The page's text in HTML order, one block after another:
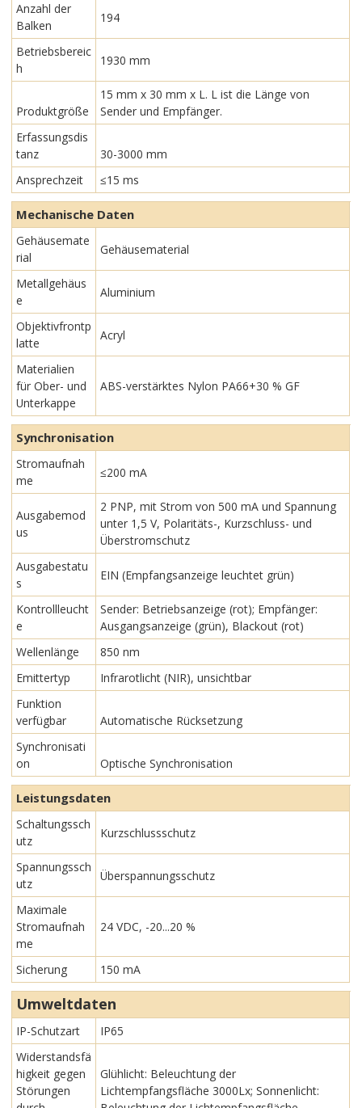
Anzahl der
Balken
194
Betriebsbereic
h
1930 mm
Produktgröße
15 mm x 30 mm x L. L ist die Länge von
Sender und Empfänger.
Erfassungsdis
tanz
30-3000 mm
Ansprechzeit
≤15 ms
Mechanische Daten
Gehäusemate
rial
Gehäusematerial
Metallgehäus
e
Aluminium
Objektivfrontp
latte
Acryl
Materialien
für Ober- und
Unterkappe
ABS-verstärktes Nylon PA66+30 % GF
Synchronisation
Stromaufnah
me
≤200 mA
Ausgabemod
us
2 PNP, mit Strom von 500 mA und Spannung
unter 1,5 V, Polaritäts-, Kurzschluss- und
Überstromschutz
Ausgabestatu
s
EIN (Empfangsanzeige leuchtet grün)
Kontrollleucht
e
Sender: Betriebsanzeige (rot); Empfänger:
Ausgangsanzeige (grün), Blackout (rot)
Wellenlänge
850 nm
Emittertyp
Infrarotlicht (NIR), unsichtbar
Funktion
verfügbar
Automatische Rücksetzung
Synchronisati
on
Optische Synchronisation
Leistungsdaten
Schaltungssch
utz
Kurzschlussschutz
Spannungssch
utz
Überspannungsschutz
Maximale
Stromaufnah
me
24 VDC, -20...20 %
Sicherung 150 mA
Umweltdaten
IP-Schutzart
IP65
Widerstandsfä
higkeit gegen
Störungen
Glühlicht: Beleuchtung der
Lichtempfangsfläche 3000Lx; Sonnenlicht: